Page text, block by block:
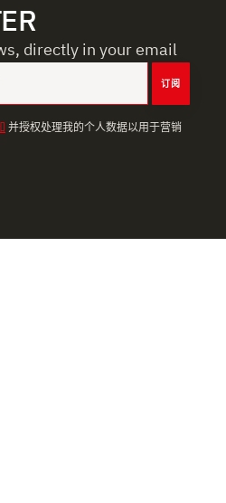
directly in your email
订阅
并授权处理我的个人数据以用于营销